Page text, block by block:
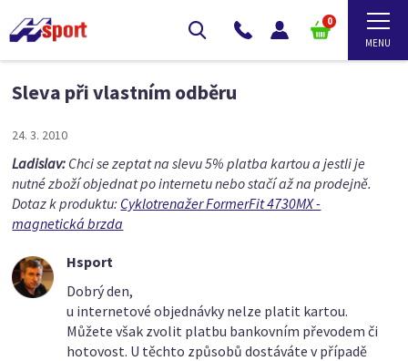
0
Sleva při vlastním odběru
24. 3. 2010
Ladislav: Chci se zeptat na slevu 5% platba kartou a jestli je
nutné zboží objednat po internetu nebo stačí až na prodejně.
Dotaz k produktu: Cyklotrenažer FormerFit 4730MX -
magnetická brzda
Hsport
Dobrý den,
u internetové objednávky nelze platit kartou.
Můžete však zvolit platbu bankovním převodem či
hotovost. U těchto způsobů dostáváte v případě